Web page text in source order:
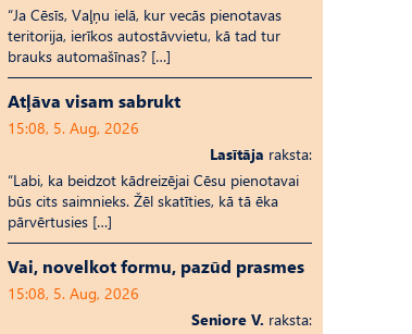
“Ja Cēsīs, Vaļņu ielā, kur vecās pienotavas
teritorija, ierīkos autostāvvietu, kā tad tur
brauks automašīnas? […]
Atļāva visam sabrukt
15:08, 5. Aug, 2026
Lasītāja raksta:
“Labi, ka beidzot kādreizējai Cēsu pienotavai
būs cits saimnieks. Žēl skatīties, kā tā ēka
pārvērtusies […]
Vai, novelkot formu, pazūd prasmes
15:08, 5. Aug, 2026
Seniore V. raksta: